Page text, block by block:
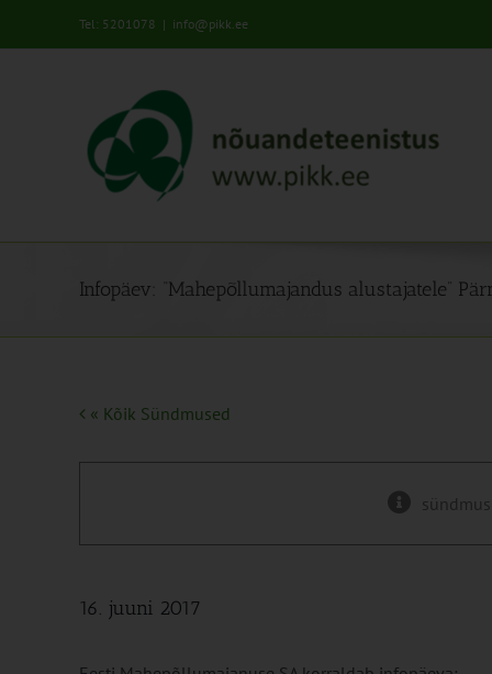
Tel: 5201078 | info@pikk.ee
Infopäev: “Mahepõllumajandus alustajatele”
« Kõik Sündmused
16. juuni 2017